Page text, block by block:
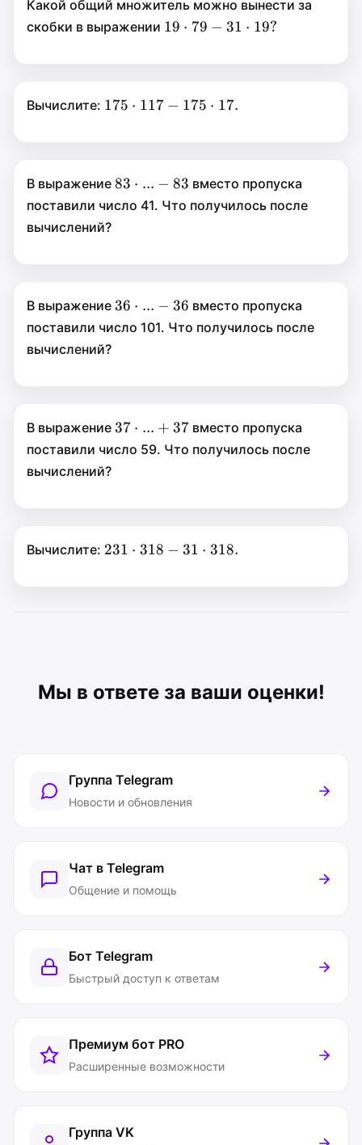
8.
Какой общий множитель можно вынести за
скобки в выражении 19\cdot79-
19 ⋅
?
19 ⋅ 79 − 31 ⋅ 19?
Вычислите: 175\cdot117-
175 ⋅
17.
175 ⋅ 117 − 175 ⋅ 17.
В выражение 83\cdot...-83
83 ⋅
... −
83 ⋅ ... − 83 вместо пропуска
поставили число 41. Что получилось после
вычислений?
В выражение 36\cdot...-36
36 ⋅
... −
36 ⋅ ... − 36 вместо пропуска
поставили число 101. Что получилось после
вычислений?
В выражение 37\cdot...+37
37 ⋅
... +
37 ⋅ ... + 37 вместо пропуска
поставили число 59. Что получилось после
вычислений?
Вычислите: 231\cdot318-
231 ⋅
231 ⋅ 318 − 31 ⋅ 318.
Мы в ответе за ваши оценки!
Группа Telegram
Новости и обновления
Чат в Telegram
Общение и помощь
Бот Telegram
Быстрый доступ к ответам
Премиум бот PRO
Расширенные возможности
Группа VK